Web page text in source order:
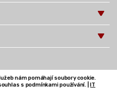
nám pomáhají soubory cookie.
s podmínkami používání. |IT